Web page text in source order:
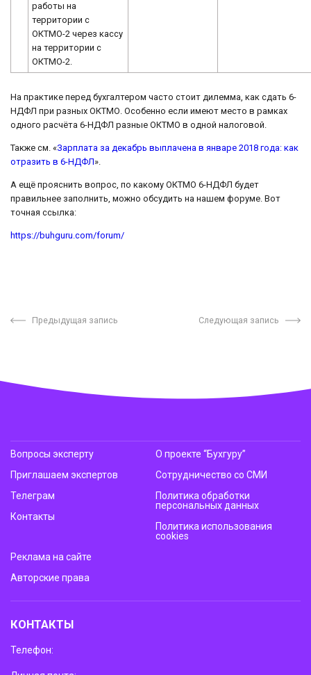
работы на
территории с
ОКТМО-2 через кассу
на территории с
ОКТМО-2.
На практике перед бухгалтером часто стоит дилемма, как сдать 6-
НДФЛ при разных ОКТМО. Особенно если имеют место в рамках
одного расчёта 6-НДФЛ разные ОКТМО в одной налоговой.
Также см. «Зарплата за декабрь выплачена в январе 2018 года: как
отразить в 6-НДФЛ».
А ещё прояснить вопрос, по какому ОКТМО 6-НДФЛ будет
правильнее заполнить, можно обсудить на нашем форуме. Вот
точная ссылка:
https://buhguru.com/forum/
Предыдущая запись Следующая запись
Вопросы эксперту
Приглашаем экспертов
Телеграм
Контакты
О проекте “Бухгуру”
Сотрудничество со СМИ
Политика обработки
персональных данных
Политика использования
cookies
Реклама на сайте
Авторские права
КОНТАКТЫ
Телефон: